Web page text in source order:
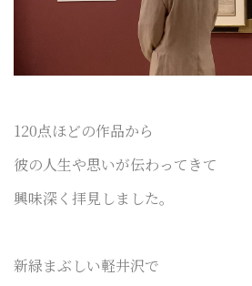
120点ほどの作品から
彼の人生や思いが伝わってきて
興味深く拝見しました。
新緑まぶしい軽井沢で